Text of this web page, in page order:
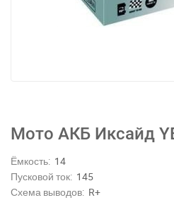
Мото АКБ Иксайд
Ёмкость: 14
Пусковой ток: 145
Схема выводов: R+